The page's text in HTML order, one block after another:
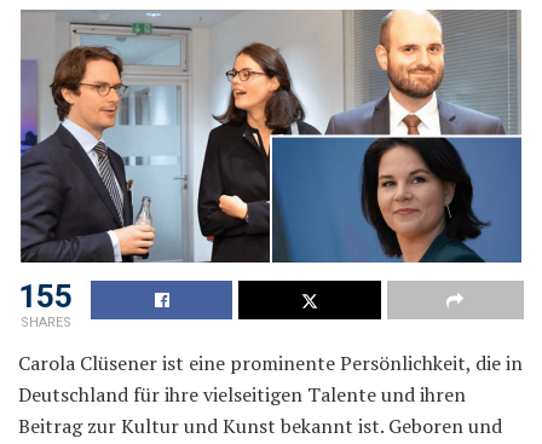
155
SHARES
Carola Clüsener ist eine prominente Persönlichkeit, die in
Deutschland für ihre vielseitigen Talente und ihren
Beitrag zur Kultur und Kunst bekannt ist. Geboren und